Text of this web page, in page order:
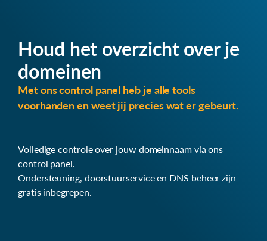
Houd het overzicht over je
domeinen
Met ons control panel heb je alle tools
voorhanden en weet jij precies wat er gebeurt.
Volledige controle over jouw domeinnaam via ons
control panel.
Ondersteuning, doorstuurservice en DNS beheer zijn
gratis inbegrepen.